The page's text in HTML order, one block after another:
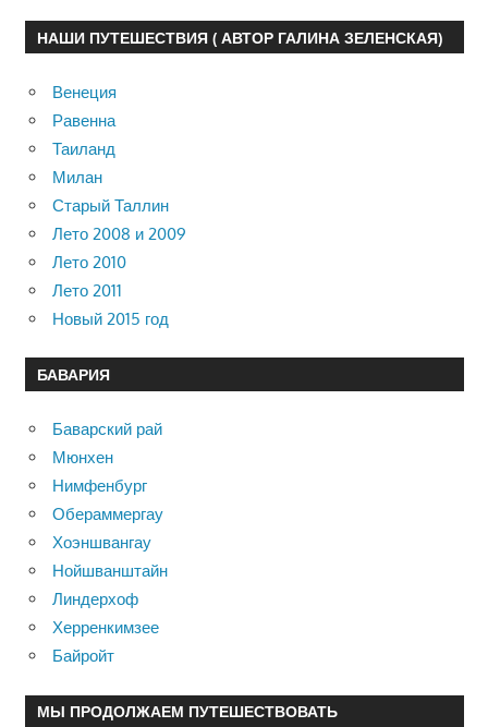
НАШИ ПУТЕШЕСТВИЯ ( АВТОР ГАЛИНА ЗЕЛЕНСКАЯ)
Венеция
Равенна
Таиланд
Милан
Старый Таллин
Лето 2008 и 2009
Лето 2010
Лето 2011
Новый 2015 год
БАВАРИЯ
Баварский рай
Мюнхен
Нимфенбург
Обераммергау
Хоэншвангау
Нойшванштайн
Линдерхоф
Херренкимзее
Байройт
МЫ ПРОДОЛЖАЕМ ПУТЕШЕСТВОВАТЬ